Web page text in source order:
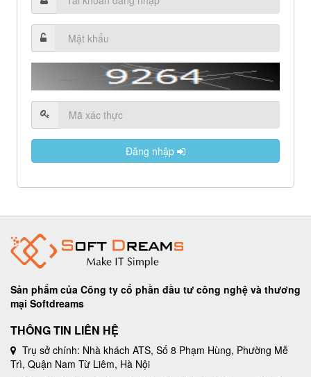
Đăng nhập
Sản phẩm của Công ty cổ phần đầu tư công nghệ và thương
mại Softdreams
THÔNG TIN LIÊN HỆ
Trụ sở chính: Nhà khách ATS, Số 8 Phạm Hùng, Phường Mễ
Trì, Quận Nam Từ Liêm, Hà Nội